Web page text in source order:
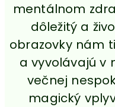
mentálnom
dôležitý a
obrazovky nám
a vyvolávajú v
večnej
magický